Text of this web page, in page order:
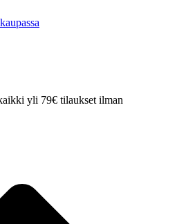
yli 79€ tilaukset ilman